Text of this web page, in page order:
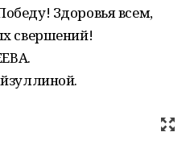
Здоровья всем,
свершений!